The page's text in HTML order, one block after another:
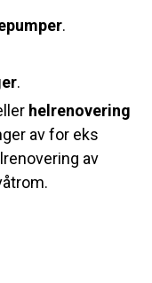
.
.
helrenovering
av for eks
av